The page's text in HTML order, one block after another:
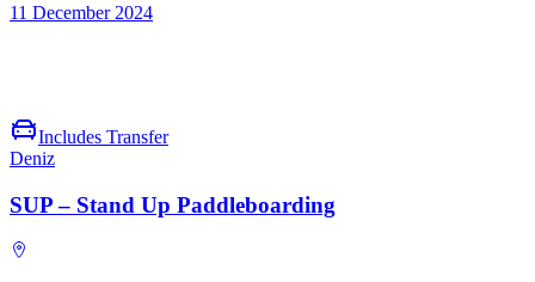
11 December 2024
Includes Transfer
Deniz
SUP – Stand Up Paddleboarding